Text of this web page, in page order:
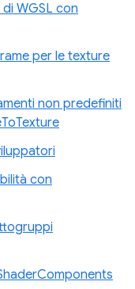
WGSL con
per le texture
non predefiniti
con